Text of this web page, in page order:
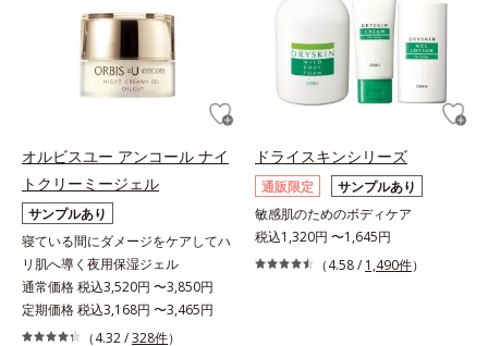
オルビスユー アンコール ナイ
トクリーミージェル
サンプルあり
寝ている間にダメージをケアしてハ
リ肌へ導く夜用保湿ジェル
通常価格 税込3,520円 〜3,850円
定期価格 税込3,168円 〜3,465円
（4.32 /328件）
ドライスキンシリーズ
通販限定
サンプルあり
敏感肌のためのボディケア
税込1,320円 〜1,645円
（4.58 / 1,490件）